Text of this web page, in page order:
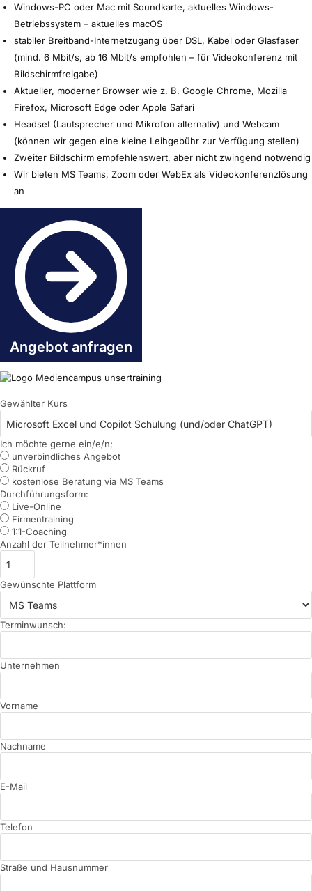
Windows-PC oder Mac mit Soundkarte, aktuelles Windows-
Betriebssystem – aktuelles macOS
stabiler Breitband-Internetzugang über DSL, Kabel oder Glasfaser
(mind. 6 Mbit/s, ab 16 Mbit/s empfohlen – für Videokonferenz mit
Bildschirmfreigabe)
Aktueller, moderner Browser wie z. B. Google Chrome, Mozilla
Firefox, Microsoft Edge oder Apple Safari
Headset (Lautsprecher und Mikrofon alternativ) und Webcam
(können wir gegen eine kleine Leihgebühr zur Verfügung stellen)
Zweiter Bildschirm empfehlenswert, aber nicht zwingend notwendig
Wir bieten MS Teams, Zoom oder WebEx als Videokonferenzlösung
an
Angebot anfragen
Gewählter Kurs
Ich möchte gerne ein/e/n;
unverbindliches Angebot
Rückruf
kostenlose Beratung via MS Teams
Durchführungsform:
Live-Online
Firmentraining
1:1-Coaching
Anzahl der Teilnehmer*innen
Gewünschte Plattform
Terminwunsch:
Unternehmen
Vorname
Nachname
E-Mail
Telefon
Straße und Hausnummer